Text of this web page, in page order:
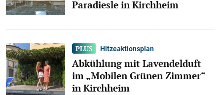
Paradiesle in Kirchheim
Hitzeaktionsplan
Abkühlung mit Lavendelduft
im „Mobilen Grünen Zimmer“
in Kirchheim